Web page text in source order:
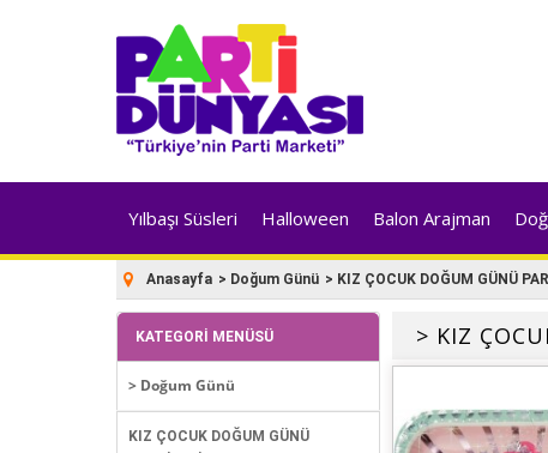
Yılbaşı Süsleri Halloween Balon Arajman
Anasayfa > Doğum Günü > KIZ ÇOCUK DOĞUM GÜNÜ
KATEGORI MENÜSÜ
> Doğum Günü
KIZ ÇOCUK DOĞUM GÜNÜ
> KIZ